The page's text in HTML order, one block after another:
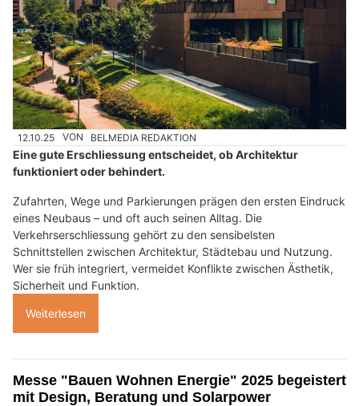
12.10.25 VON BELMEDIA REDAKTION
Eine gute Erschliessung entscheidet, ob Architektur
funktioniert oder behindert.
Zufahrten, Wege und Parkierungen prägen den ersten Eindruck
eines Neubaus – und oft auch seinen Alltag. Die
Verkehrserschliessung gehört zu den sensibelsten
Schnittstellen zwischen Architektur, Städtebau und Nutzung.
Wer sie früh integriert, vermeidet Konflikte zwischen Ästhetik,
Sicherheit und Funktion.
Weiterlesen
Messe "Bauen Wohnen Energie" 2025 begeistert
mit Design, Beratung und Solarpower